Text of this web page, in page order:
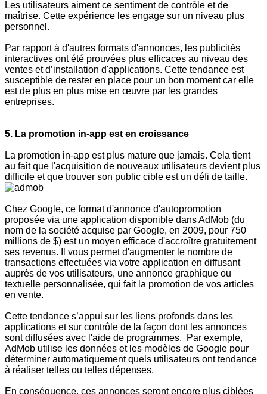
Les utilisateurs aiment ce sentiment de contrôle et de
maîtrise. Cette expérience les engage sur un niveau plus
personnel.
Par rapport à d'autres formats d'annonces, les publicités
interactives ont été prouvées plus efficaces au niveau des
ventes et d’installation d'applications. Cette tendance est
susceptible de rester en place pour un bon moment car elle
est de plus en plus mise en œuvre par les grandes
entreprises.
5. La promotion in-app est en croissance
La promotion in-app est plus mature que jamais. Cela tient
au fait que l'acquisition de nouveaux utilisateurs devient plus
difficile et que trouver son public cible est un défi de taille.
Chez Google, ce format d'annonce d'autopromotion
proposée via une application disponible dans AdMob (du
nom de la société acquise par Google, en 2009, pour 750
millions de $) est un moyen efficace d'accroître gratuitement
ses revenus. Il vous permet d'augmenter le nombre de
transactions effectuées via votre application en diffusant
auprès de vos utilisateurs, une annonce graphique ou
textuelle personnalisée, qui fait la promotion de vos articles
en vente.
Cette tendance s’appui sur les liens profonds dans les
applications et sur contrôle de la façon dont les annonces
sont diffusées avec l'aide de programmes. Par exemple,
AdMob utilise les données et les modèles de Google pour
déterminer automatiquement quels utilisateurs ont tendance
à réaliser telles ou telles dépenses.
En conséquence, ces annonces seront encore plus ciblées